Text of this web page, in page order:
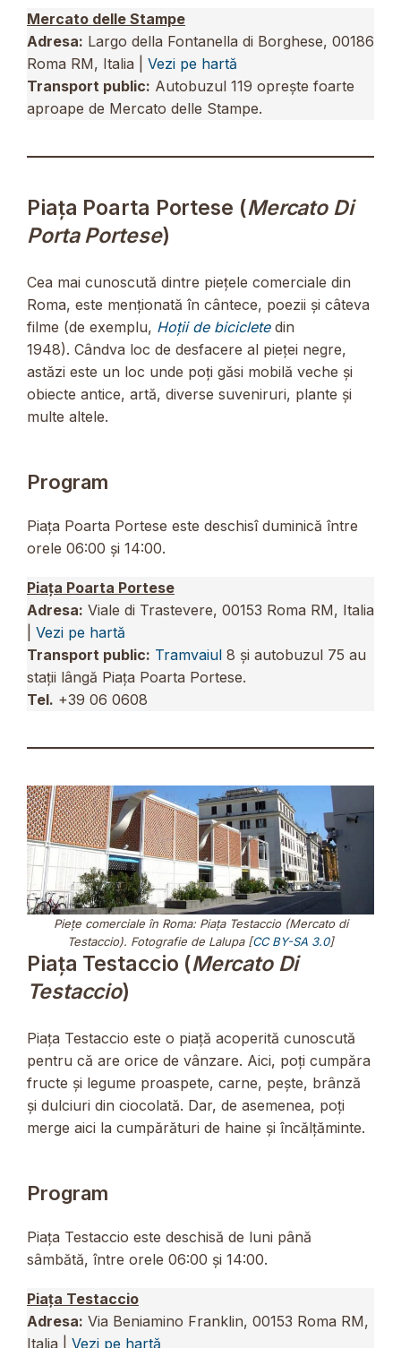
Mercato delle Stampe
Adresa: Largo della Fontanella di Borghese, 00186
Roma RM, Italia | Vezi pe hartă
Transport public: Autobuzul 119 oprește foarte
aproape de Mercato delle Stampe.
Piața Poarta Portese (Mercato Di
Porta Portese)
Cea mai cunoscută dintre piețele comerciale din
Roma, este menționată în cântece, poezii și câteva
filme (de exemplu, Hoții de bicicletedin
1948). Cândva loc de desfacere al pieței negre,
astăzi este un loc unde poți găsi mobilă veche și
obiecte antice, artă, diverse suveniruri, plante și
multe altele.
Program
Piața Poarta Portese este deschisî duminică între
orele 06:00 și 14:00.
Piața Poarta Portese
Adresa: Viale di Trastevere, 00153 Roma RM, Italia
Vezi pe hartă
Transport public: Tramvaiul 8 și autobuzul 75 au
stații lângă Piața Poarta Portese.
Tel. +39 06 0608
Piețe comerciale în Roma: Piața Testaccio (Mercato di
Testaccio). Fotografie de Lalupa [CC BY-SA 3.0]
Piața Testaccio (Mercato Di
Testaccio)
Piața Testaccio este o piață acoperită cunoscută
pentru că are orice de vânzare. Aici, poți cumpăra
fructe și legume proaspete, carne, pește, brânză
și dulciuri din ciocolată. Dar, de asemenea, poți
merge aici la cumpărături de haine și încălțăminte.
Program
Piața Testaccio este deschisă de luni până
sâmbătă, între orele 06:00 și 14:00.
Piața Testaccio
Adresa: Via Beniamino Franklin, 00153 Roma RM,
Italia | Vezi pe hartă